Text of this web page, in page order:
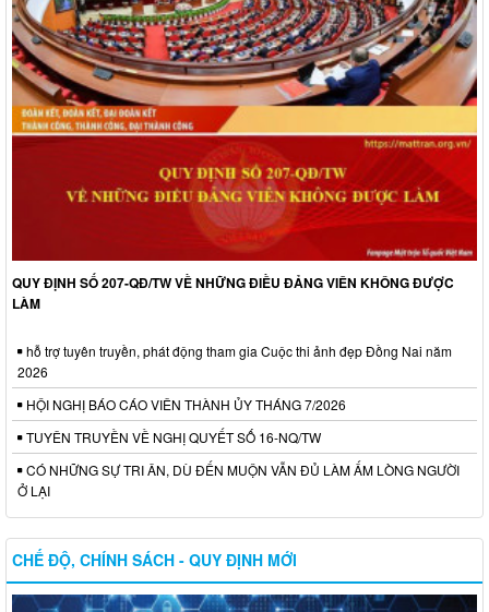
QUY ĐỊNH SỐ 207-QĐ/TW VỀ NHỮNG ĐIỀU ĐẢNG VIÊN KHÔNG ĐƯỢC
LÀM
hỗ trợ tuyên truyền, phát động tham gia Cuộc thi ảnh đẹp Đồng Nai năm
2026
HỘI NGHỊ BÁO CÁO VIÊN THÀNH ỦY THÁNG 7/2026
TUYÊN TRUYỀN VỀ NGHỊ QUYẾT SỐ 16-NQ/TW
CÓ NHỮNG SỰ TRI ÂN, DÙ ĐẾN MUỘN VẪN ĐỦ LÀM ẤM LÒNG NGƯỜI
Ở LẠI
CHẾ ĐỘ, CHÍNH SÁCH - QUY ĐỊNH MỚI